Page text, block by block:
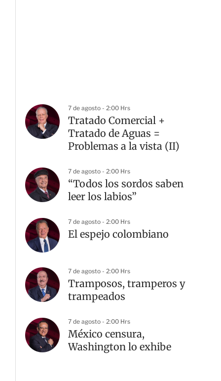
7 de agosto - 2:00 Hrs
Tratado Comercial +
Tratado de Aguas =
Problemas a la vista (II)
7 de agosto - 2:00 Hrs
“Todos los sordos saben
leer los labios”
7 de agosto - 2:00 Hrs
El espejo colombiano
7 de agosto - 2:00 Hrs
Tramposos, tramperos y
trampeados
7 de agosto - 2:00 Hrs
México censura,
Washington lo exhibe